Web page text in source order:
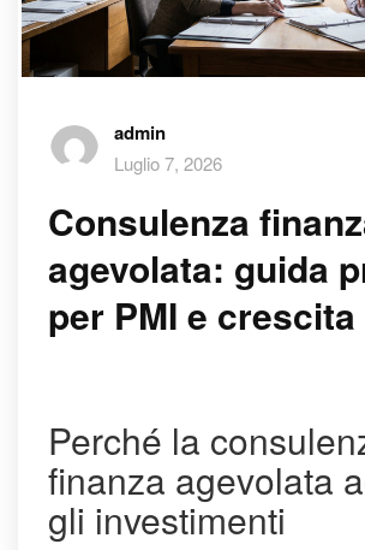
admin
Luglio 7, 2026
Consulenza
agevolata: guida
per PMI e crescita
Perché la
finanza agevolata
gli investimenti